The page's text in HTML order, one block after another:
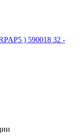
) 590018 32 -